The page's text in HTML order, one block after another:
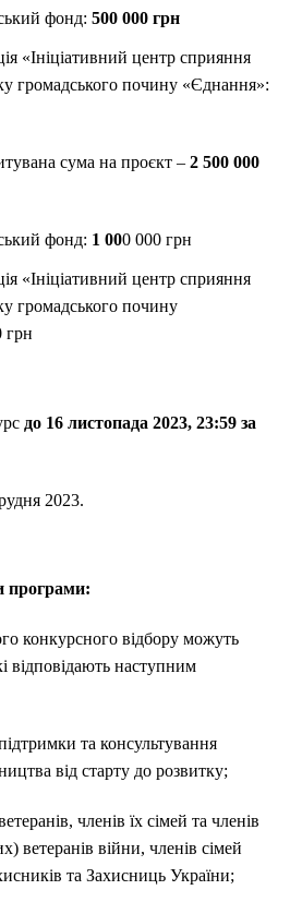
фонд: 500 000 грн
«Ініціативний центр сприяння
громадського почину «Єднання»:
сума на проєкт – 2 500 000
фонд: 1 000 000 грн
«Ініціативний центр сприяння
громадського почину
грн
до 16 листопада 2023, 23:59 за
2023.
програми:
конкурсного відбору можуть
відповідають наступним
та консультування
від старту до розвитку;
членів їх сімей та членів
ветеранів війни, членів сімей
та Захисниць України;